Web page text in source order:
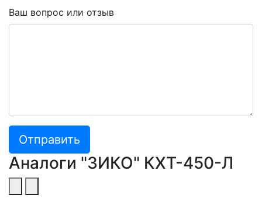
Ваш вопрос или отзыв
Отправить
Аналоги "ЗИКО" КХТ-450-Л